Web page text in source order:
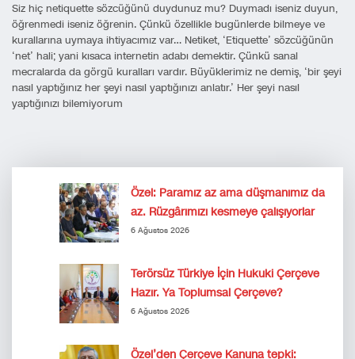
Siz hiç netiquette sözcüğünü duydunuz mu? Duymadı iseniz duyun,
öğrenmedi iseniz öğrenin. Çünkü özellikle bugünlerde bilmeye ve
kurallarına uymaya ihtiyacımız var… Netiket, ‘Etiquette’ sözcüğünün
‘net’ hali; yani kısaca internetin adabı demektir. Çünkü sanal
mecralarda da görgü kuralları vardır. Büyüklerimiz ne demiş, ‘bir şeyi
nasıl yaptığınız her şeyi nasıl yaptığınızı anlatır.’ Her şeyi nasıl
yaptığınızı bilemiyorum
Özel: Paramız az ama düşmanımız da
az. Rüzgârımızı kesmeye çalışıyorlar
6 Ağustos 2026
Terörsüz Türkiye İçin Hukuki Çerçeve
Hazır. Ya Toplumsal Çerçeve?
6 Ağustos 2026
Özel’den Çerçeve Kanuna tepki: